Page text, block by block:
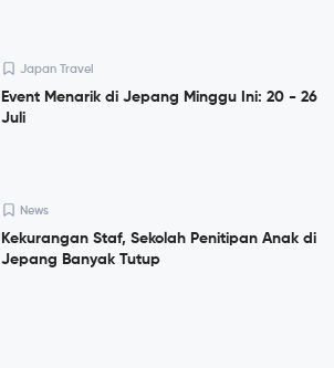
Japan Travel
Event Menarik di Jepang Minggu Ini: 20 - 26
Juli
News
Kekurangan Staf, Sekolah Penitipan Anak di
Jepang Banyak Tutup